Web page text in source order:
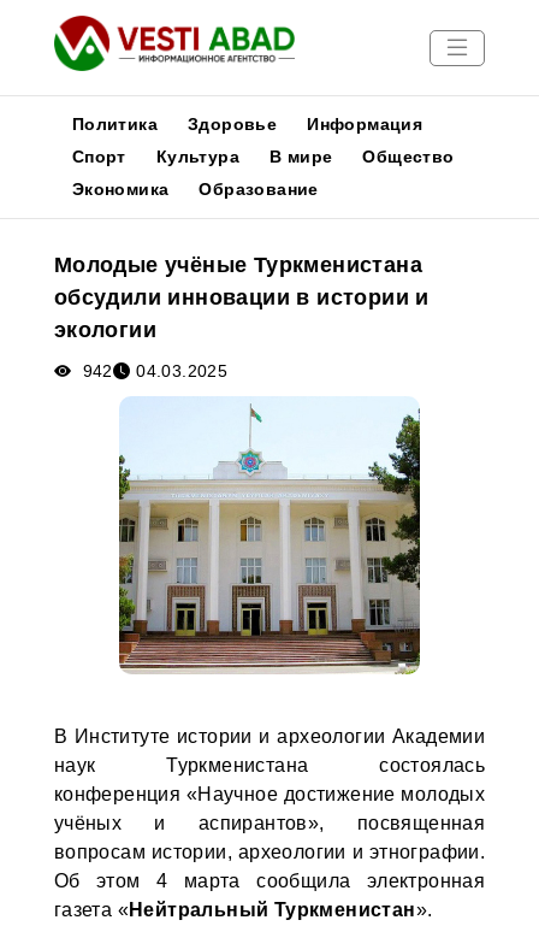
Новости
Медиа
Афиша
Политика Здоровье
Информация
Спорт
Культура В мире
Общество
Экономика
Образование
Молодые учёные Туркменистана
обсудили инновации в истории и
экологии
942 04.03.2025
В Институте истории и археологии Академии
наук Туркменистана состоялась
конференция «Научное достижение молодых
учёных и аспирантов», посвященная
вопросам истории, археологии и этнографии.
Об этом 4 марта сообщила электронная
газета «Нейтральный Туркменистан».